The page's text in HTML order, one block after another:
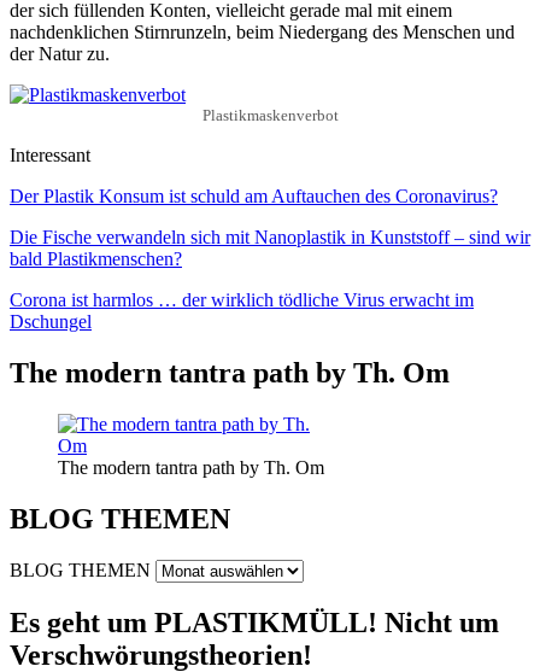
der sich füllenden Konten, vielleicht gerade mal mit einem
nachdenklichen Stirnrunzeln, beim Niedergang des Menschen und
der Natur zu.
Plastikmaskenverbot
Interessant
Der Plastik Konsum ist schuld am Auftauchen des Coronavirus?
Die Fische verwandeln sich mit Nanoplastik in Kunststoff – sind wir
bald Plastikmenschen?
Corona ist harmlos … der wirklich tödliche Virus erwacht im
Dschungel
The modern tantra path by Th. Om
The modern tantra path by Th. Om
BLOG THEMEN
BLOG THEMEN
Es geht um PLASTIKMÜLL! Nicht um
Verschwörungstheorien!